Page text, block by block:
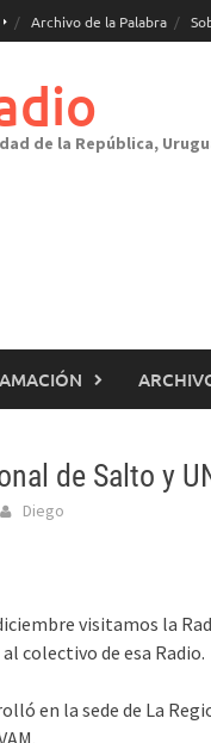
Archivo de la Palabra
de la República,
de Salto y
Diego
visitamos la
colectivo de esa Radio.
en la sede de La